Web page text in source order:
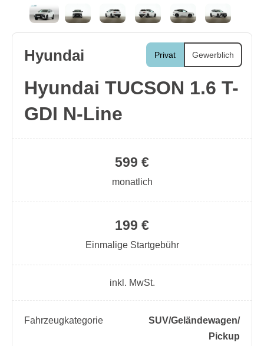
Privat Gewerblich
Hyundai
Hyundai TUCSON 1.6 T-
GDI N-Line
199 €
Einmalige Startgebühr
599 €
monatlich
inkl. MwSt.
Fahrzeugkategorie
SUV/​Geländewagen/​
Pickup